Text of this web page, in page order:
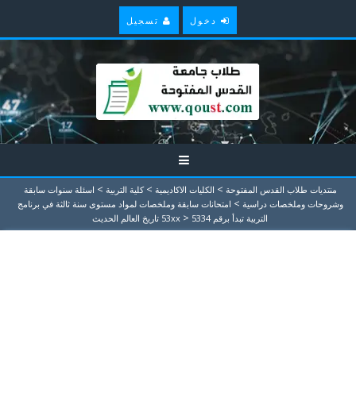
دخول تسجيل
منتديات طلاب القدس المفتوحة > الكليات الاكاديمية > كلية التربية > اسئلة سنوات سابقة
وشروحات وملخصات دراسية > امتحانات سابقة وملخصات لمواد مستوى سنة ثالثة في برنامج
التربية تبدأ برقم 53xx
> 5334 تاريخ العالم الحديث